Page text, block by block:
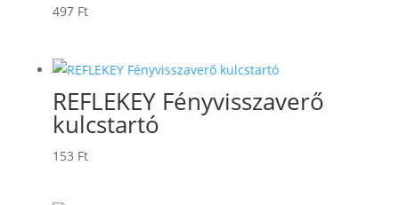
497 Ft
REFLEKEY Fényvisszaverő
kulcstartó
153 Ft